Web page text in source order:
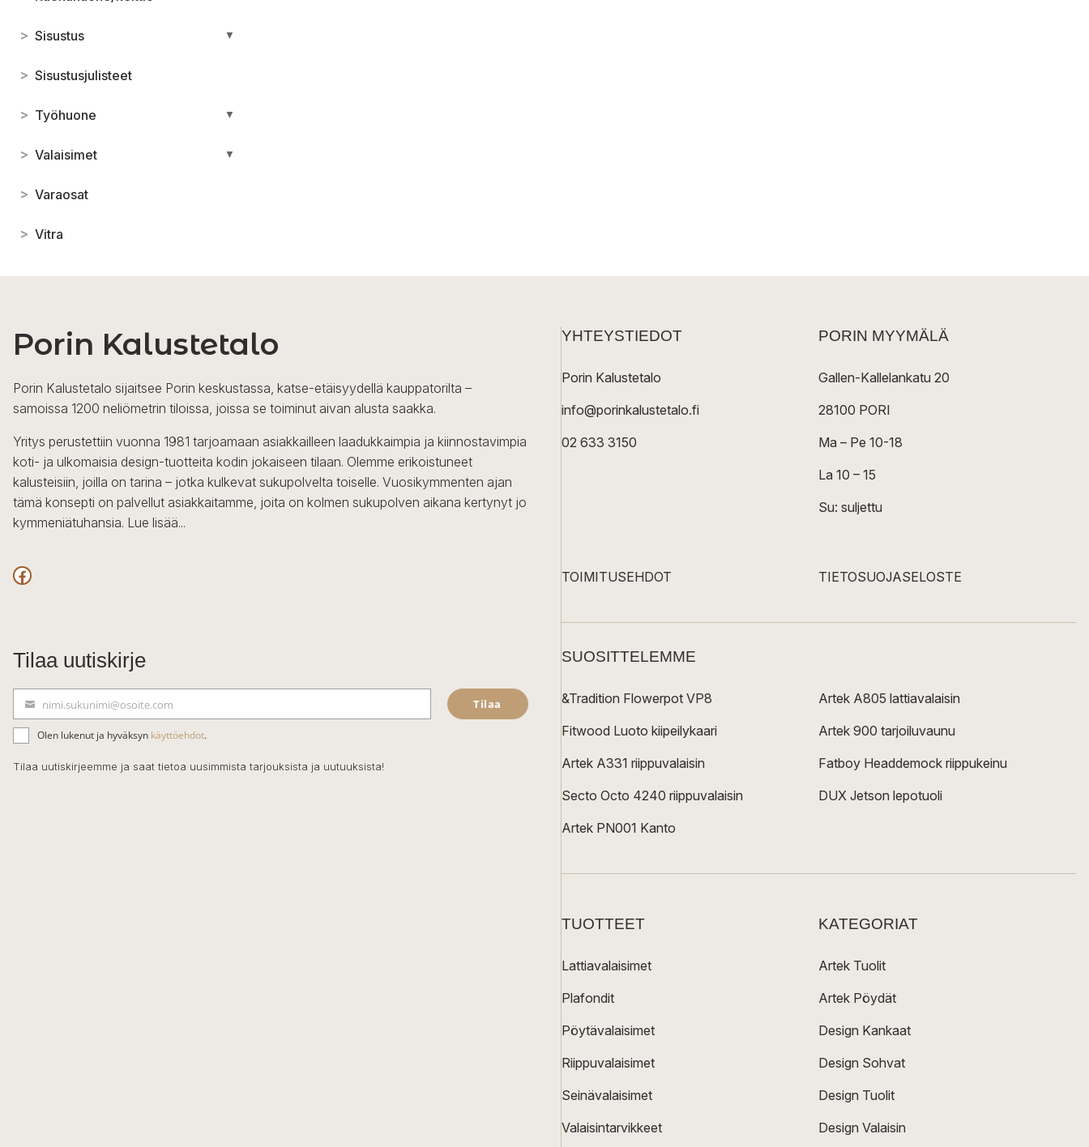
> Sisustus ▼
> Sisustusjulisteet
> Työhuone ▼
> Valaisimet ▼
> Varaosat
> Vitra
Porin Kalustetalo
Porin Kalustetalo sijaitsee Porin keskustassa, katse-etäisyydellä kauppatorilta –
samoissa 1200 neliömetrin tiloissa, joissa se toiminut aivan alusta saakka.
Yritys perustettiin vuonna 1981 tarjoamaan asiakkailleen laadukkaimpia ja kiinnostavimpia
koti- ja ulkomaisia design-tuotteita kodin jokaiseen tilaan. Olemme erikoistuneet
kalusteisiin, joilla on tarina – jotka kulkevat sukupolvelta toiselle. Vuosikymmenten ajan
tämä konsepti on palvellut asiakkaitamme, joita on kolmen sukupolven aikana kertynyt jo
kymmeniätuhansia. Lue lisää...
Facebook
Tilaa uutiskirje
ä
h
k
nimi.sukunimi@osoite.com Tilaa
Olen lukenut ja hyväksyn käyttöehdot.
Tilaa uutiskirjeemme ja saat tietoa uusimmista tarjouksista ja uutuuksista!
YHTEYSTIEDOT
Porin Kalustetalo
info@porinkalustetalo.fi
02 633 3150
PORIN MYYMÄLÄ
Gallen-Kallelankatu 20
28100 PORI
Ma – Pe 10-18
La 10 – 15
Su: suljettu
TOIMITUSEHDOT TIETOSUOJASELOSTE
SUOSITTELEMME
&Tradition Flowerpot VP8
Fitwood Luoto kiipeilykaari
Artek A331 riippuvalaisin
Secto Octo 4240 riippuvalaisin
Artek PN001 Kanto
Artek A805 lattiavalaisin
Artek 900 tarjoiluvaunu
Fatboy Headdemock riippukeinu
DUX Jetson lepotuoli
TUOTTEET
Lattiavalaisimet
Plafondit
Pöytävalaisimet
Riippuvalaisimet
Seinävalaisimet
Valaisintarvikkeet
KATEGORIAT
Artek Tuolit
Artek Pöydät
Design Kankaat
Design Sohvat
Design Tuolit
Design Valaisin